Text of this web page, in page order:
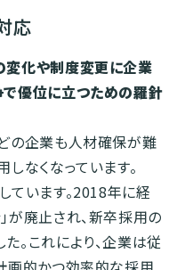
応
変化や制度変更に企業
優位に立つための羅針
の企業も人材確保が難
なくなっています。
ています。2018年に経
が廃止され、新卒採用の
。これにより、企業は従